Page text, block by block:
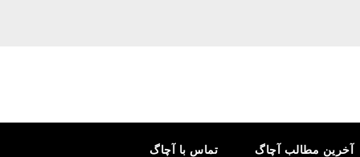
تماس با آچاگ آخرین مطالب آچاگ